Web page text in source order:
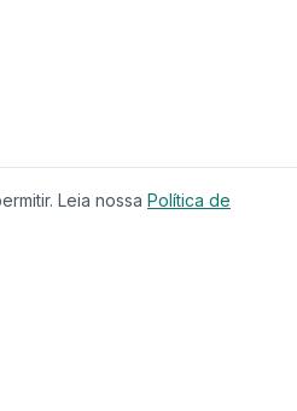
Leia nossa Política de